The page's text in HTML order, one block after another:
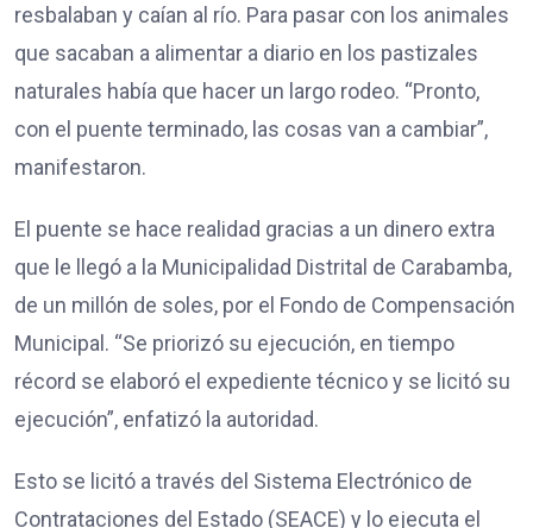
resbalaban y caían al río. Para pasar con los animales
que sacaban a alimentar a diario en los pastizales
naturales había que hacer un largo rodeo. “Pronto,
con el puente terminado, las cosas van a cambiar”,
manifestaron.
El puente se hace realidad gracias a un dinero extra
que le llegó a la Municipalidad Distrital de Carabamba,
de un millón de soles, por el Fondo de Compensación
Municipal. “Se priorizó su ejecución, en tiempo
récord se elaboró el expediente técnico y se licitó su
ejecución”, enfatizó la autoridad.
Esto se licitó a través del Sistema Electrónico de
Contrataciones del Estado (SEACE) y lo ejecuta el